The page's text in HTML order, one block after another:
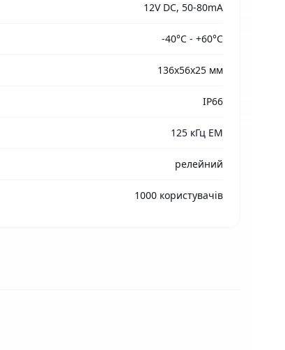
12V DC, 50-80mA
-40°С - +60°С
136х56х25 мм
IP66
125 кГц EM
релейний
1000 користувачів